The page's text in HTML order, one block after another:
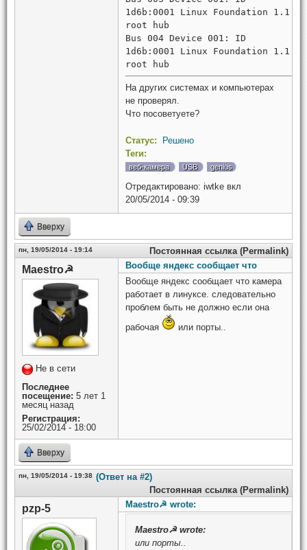
1d6b:0001 Linux Foundation 1.1
root hub
Bus 004 Device 001: ID
1d6b:0001 Linux Foundation 1.1
root hub
На других системах и компьютерах
не проверял.
Что посоветуете?
Статус:
Решено
Теги:
веб-камера USB genius
Отредактировано: iwtke вкл
20/05/2014 - 09:39
Вверху
пн, 19/05/2014 - 19:14 Постоянная ссылка (Permalink)
Maestro☭
Не в сети
Последнее
посещение: 5 лет 1
месяц назад
Регистрация:
25/02/2014 - 18:00
Вообще яндекс сообщает что
Вообще яндекс сообщает что камера
работает в линуксе. следовательно
проблем быть не должно если она
рабочая
или порты..
Вверху
пн, 19/05/2014 - 19:38 (Ответ на #2)
Постоянная ссылка (Permalink)
pzp-5 Maestro☭ wrote:
Maestro☭wrote:
или порты..